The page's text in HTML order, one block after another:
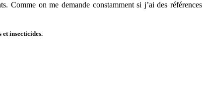
Comme on me demande constamment si j’ai des références
et insecticides.